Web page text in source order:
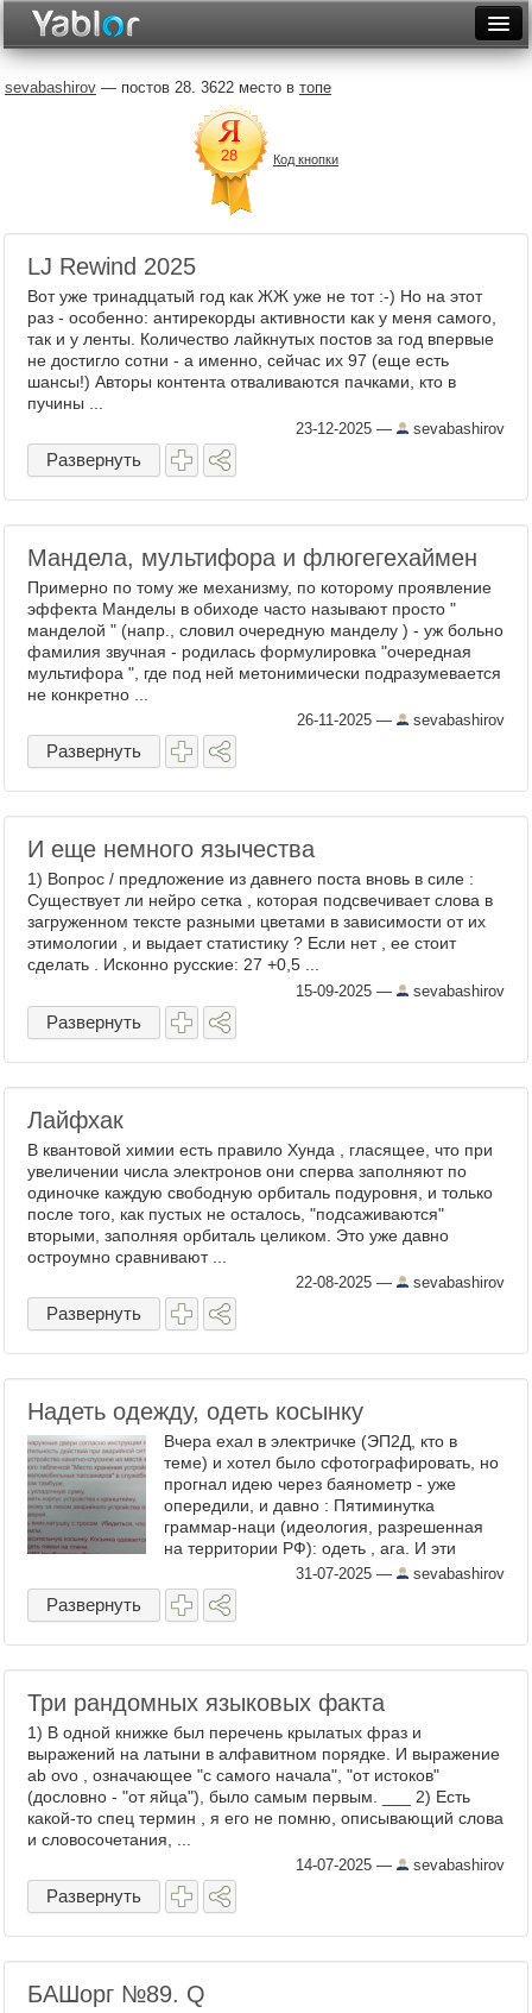
Неделя
Месяц
Рейтинги
Фототоп
Видеотоп
sevabashirov — постов 28. 3622 место в топе
Код кнопки
LJ Rewind 2025
Вот уже тринадцатый год как ЖЖ уже не тот :-) Но на этот
раз - особенно: антирекорды активности как у меня самого,
так и у ленты. Количество лайкнутых постов за год впервые
не достигло сотни - а именно, сейчас их 97 (еще есть
шансы!) Авторы контента отваливаются пачками, кто в
пучины ...
23-12-2025 — sevabashirov
Развернуть
Мандела, мультифора и флюгегехаймен
Примерно по тому же механизму, по которому проявление
эффекта Манделы в обиходе часто называют просто "
манделой " (напр., словил очередную манделу ) - уж больно
фамилия звучная - родилась формулировка "очередная
мультифора ", где под ней метонимически подразумевается
не конкретно ...
26-11-2025 — sevabashirov
Развернуть
И еще немного язычества
1) Вопрос / предложение из давнего поста вновь в силе :
Существует ли нейро сетка , которая подсвечивает слова в
загруженном тексте разными цветами в зависимости от их
этимологии , и выдает статистику ? Если нет , ее стоит
сделать . Исконно русские: 27 +0,5 ...
15-09-2025 — sevabashirov
Развернуть
Лайфхак
В квантовой химии есть правило Хунда , гласящее, что при
увеличении числа электронов они сперва заполняют по
одиночке каждую свободную орбиталь подуровня, и только
после того, как пустых не осталось, "подсаживаются"
вторыми, заполняя орбиталь целиком. Это уже давно
остроумно сравнивают ...
22-08-2025 — sevabashirov
Развернуть
Надеть одежду, одеть косынку
Вчера ехал в электричке (ЭП2Д, кто в
теме) и хотел было сфотографировать, но
прогнал идею через баянометр - уже
опередили, и давно : Пятиминутка
граммар-наци (идеология, разрешенная
на территории РФ): одеть , ага. И эти
инструкции, надо полагать, до сих пор
висят в сотнях ...
31-07-2025 — sevabashirov
Развернуть
Три рандомных языковых факта
1) В одной книжке был перечень крылатых фраз и
выражений на латыни в алфавитном порядке. И выражение
ab ovo , означающее "с самого начала", "от истоков"
(дословно - "от яйца"), было самым первым. ___ 2) Есть
какой-то спец термин , я его не помню, описывающий слова
и словосочетания, ...
14-07-2025 — sevabashirov
Развернуть
БАШорг №89. Q